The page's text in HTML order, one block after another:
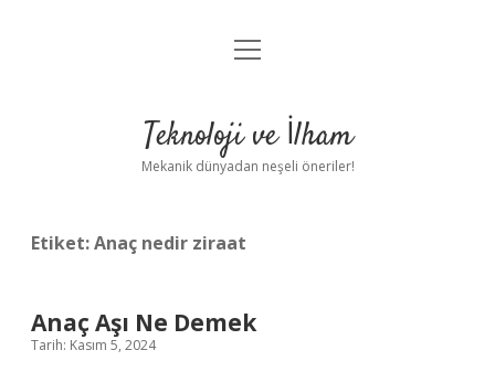
Anasayfa
Yasal Uyarı
menüyü
Teknoloji ve İlham
Mekanik dünyadan neşeli öneriler!
Etiket:Anaç nedir ziraat
Anaç Aşı Ne Demek
Tarih: Kasım 5, 2024